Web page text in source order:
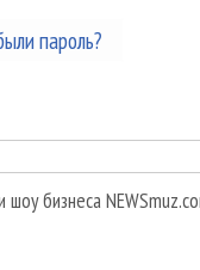
пароль?
бизнеса